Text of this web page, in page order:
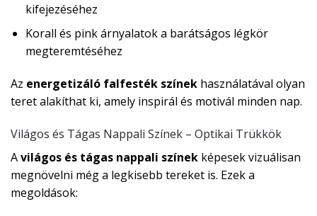
kifejezéséhez
Korall és pink árnyalatok a barátságos légkör
megteremtéséhez
Az energetizáló falfesték színek használatával olyan
teret alakíthat ki, amely inspirál és motivál minden nap.
Világos és Tágas Nappali Színek – Optikai Trükkök
Avilágos és tágas nappali színek képesek vizuálisan
megnövelni még a legkisebb tereket is. Ezek a
megoldások: